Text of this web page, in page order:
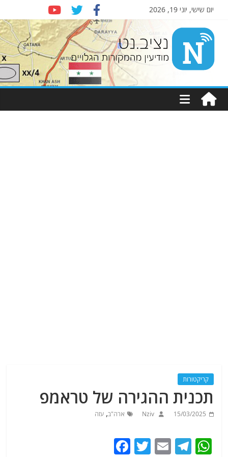
יום שישי, יוני 19, 2026
Nziv.net
מודיעין
מהמקורות
קריקטורות
תכנית ההגירה של טראמפ
15/03/2025
Nziv ארה"ב,עזה
W
T
E
T